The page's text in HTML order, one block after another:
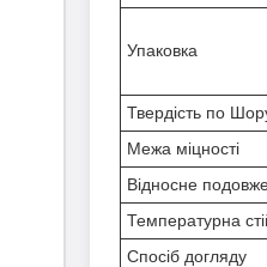
Упаковка
Твердість по
Межа міцності
Відносне
Температурна
Спосіб догляду